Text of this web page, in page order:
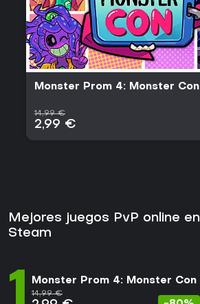
Monster Prom 4: Monster Con
14,99 €
2,99 €
Mejores juegos PvP online en
Steam
Monster Prom 4: Monster Con
14,99 €